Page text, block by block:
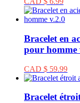
Bracelet en
pour homme
CAD $ 59.99
Bracelet